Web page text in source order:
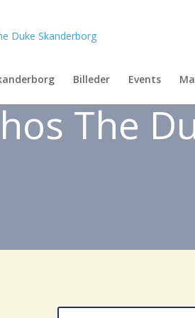
Billeder Events
The